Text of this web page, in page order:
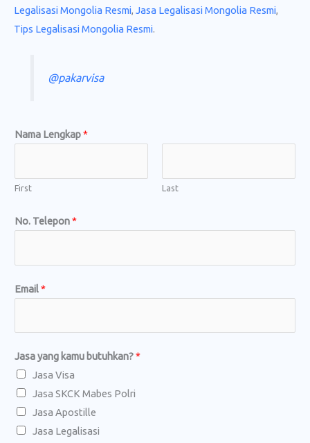
Legalisasi Mongolia Resmi, Jasa Legalisasi Mongolia Resmi,
Tips Legalisasi Mongolia Resmi.
@pakarvisa
Nama Lengkap*
First Last
No. Telepon*
Email*
Jasa yang kamu butuhkan?*
Jasa Visa
Jasa SKCK Mabes Polri
Jasa Apostille
Jasa Legalisasi